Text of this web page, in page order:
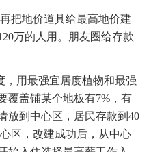
把地价道具给最高地价建
万的人用。朋友圈给存款
，用最强宜居度植物和最强
覆盖铺某个地板有7%，有
放到中心区，居民存款到40
区，改建成功后，从中心